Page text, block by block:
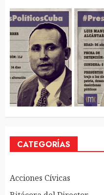
CATEGORÍAS
Acciones Cívicas